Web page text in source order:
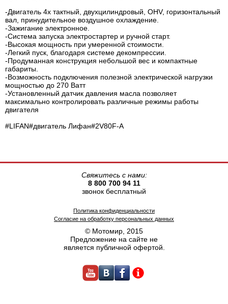
-Двигатель 4х тактный, двухцилиндровый, OHV, горизонтальный
вал, принудительное воздушное охлаждение.
-Зажигание электронное.
-Система запуска электростартер и ручной старт.
-Высокая мощность при умеренной стоимости.
-Легкий пуск, благодаря системе декомпрессии.
-Продуманная конструкция небольшой вес и компактные
габариты.
-Возможность подключения полезной электрической нагрузки
мощностью до 270 Ватт
-Установленный датчик давления масла позволяет
максимально контролировать различные режимы работы
двигателя
#LIFAN#двигатель Лифан#2V80F-А
© Мотомир, 2015
Предложение на сайте не
является публичной офертой.
Политика конфиденциальности
Согласие на обработку персональных данных
Свяжитесь с нами:
8 800 700 94 11
звонок бесплатный